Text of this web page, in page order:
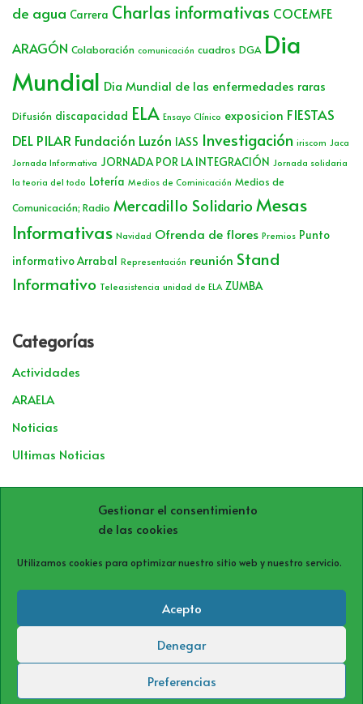
Gestionar el consentimiento
de las cookies
Utilizamos cookies para optimizar nuestro sitio web y nuestro servicio.
Acepto
Denegar
Preferencias
de agua Carrera Charlas informativas COCEMFE
ARAGÓN Colaboración comunicación cuadros DGA Dia
Mundial Dia Mundial de las enfermedades raras
Difusión discapacidad ELA Ensayo Clínico exposicion FIESTAS
DEL PILAR Fundación Luzón IASS Investigación iriscom Jaca
Jornada Informativa JORNADA POR LA INTEGRACIÓN Jornada solidaria
la teoria del todo Lotería Medios de Cominicación Medios de
Comunicación; Radio Mercadillo SolidarioMesas
Informativas Navidad Ofrenda de flores Premios Punto
informativo Arrabal Representación reunión Stand
Informativo Teleasistencia unidad de ELA ZUMBA
Categorías
Actividades
ARAELA
Noticias
Ultimas Noticias
Política de privacidad
Aviso Legal